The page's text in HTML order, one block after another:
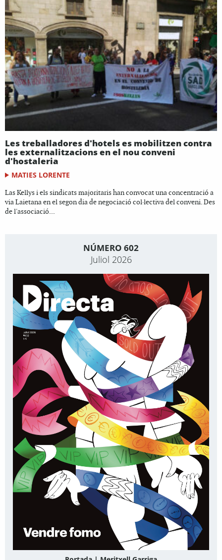
Les treballadores d'hotels es mobilitzen contra
les externalitzacions en el nou conveni
d'hostaleria
MATIES LORENTE
Las Kellys i els sindicats majoritaris han convocat una concentració a
via Laietana en el segon dia de negociació col·lectiva del conveni. Des
de l'associació...
NÚMERO 602
Juliol 2026